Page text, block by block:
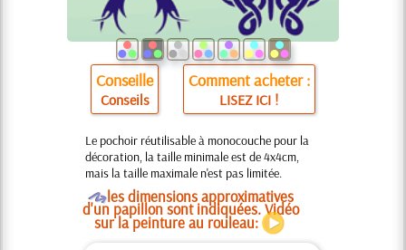
Conseille
Conseils
Comment acheter :
LISEZ ICI !
Le pochoir réutilisable à monocouche pour la
décoration, la taille minimale est de 4x4cm,
mais la taille maximale n'est pas limitée.
Oles dimensions approximatives
d'un papillon sont indiquées. Vidéo
sur la peinture au rouleau: